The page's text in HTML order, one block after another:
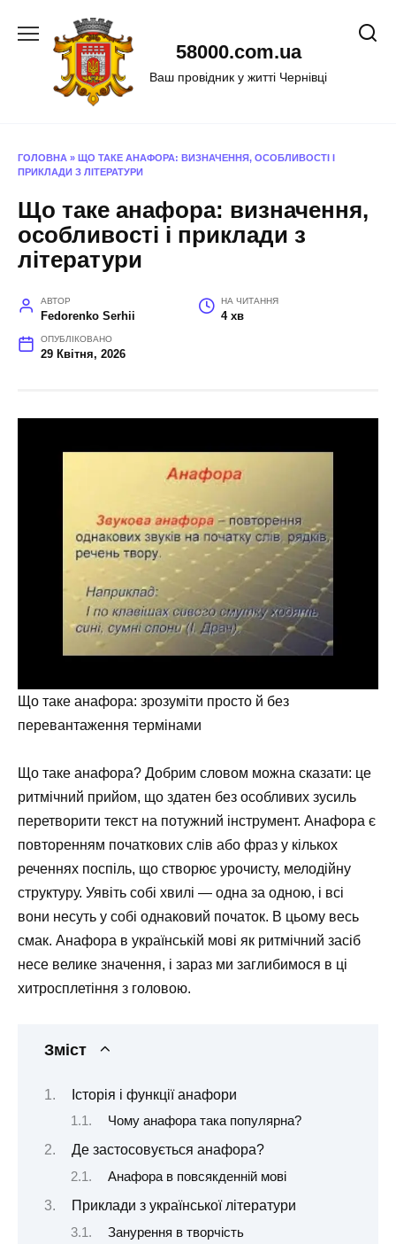
58000.com.ua
Ваш провідник у житті Чернівці
ГОЛОВНА » ЩО ТАКЕ АНАФОРА: ВИЗНАЧЕННЯ, ОСОБЛИВОСТІ І
ПРИКЛАДИ З ЛІТЕРАТУРИ
Що таке анафора: визначення,
особливості і приклади з
літератури
АВТОР
Fedorenko Serhii
НА ЧИТАННЯ
4 хв
ОПУБЛІКОВАНО
29 Квітня, 2026
Що таке анафора: зрозуміти просто й без
перевантаження термінами
Що таке анафора? Добрим словом можна сказати: це
ритмічний прийом, що здатен без особливих зусиль
перетворити текст на потужний інструмент. Анафора є
повторенням початкових слів або фраз у кількох
реченнях поспіль, що створює урочисту, мелодійну
структуру. Уявіть собі хвилі — одна за одною, і всі
вони несуть у собі однаковий початок. В цьому весь
смак. Анафора в українській мові як ритмічний засіб
несе велике значення, і зараз ми заглибимося в ці
хитросплетіння з головою.
Зміст
Історія і функції анафори
Чому анафора така популярна?
Де застосовується анафора?
Анафора в повсякденній мові
Приклади з української літератури
Занурення в творчість